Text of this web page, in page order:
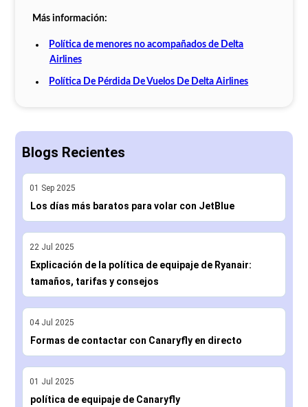
Más información:
Política de menores no acompañados de Delta
Airlines
Política De Pérdida De Vuelos De Delta Airlines
Blogs Recientes
01 Sep 2025
Los días más baratos para volar con JetBlue
22 Jul 2025
Explicación de la política de equipaje de Ryanair:
tamaños, tarifas y consejos
04 Jul 2025
Formas de contactar con Canaryfly en directo
01 Jul 2025
política de equipaje de Canaryfly